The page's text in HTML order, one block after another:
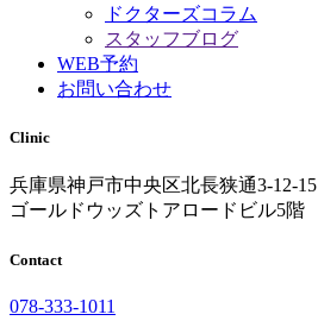
ドクターズコラム
スタッフブログ
WEB予約
お問い合わせ
Clinic
兵庫県神戸市中央区北長狭通3-12-15
ゴールドウッズトアロードビル5階
Contact
078-333-1011